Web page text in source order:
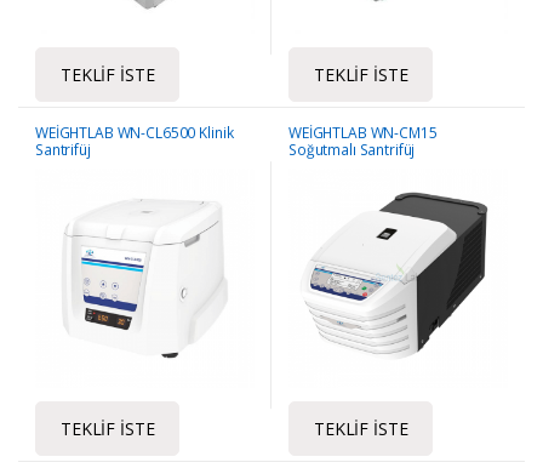
TEKLIF İSTE TEKLIF İSTE
WEİGHTLAB WN-CL6500 Klinik
Santrifüj
TEKLIF İSTE
WEİGHTLAB WN-CM15
Soğutmalı Santrifüj
TEKLIF İSTE